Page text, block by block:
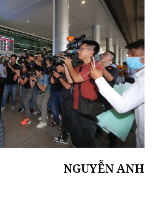
NGUYỄN ANH